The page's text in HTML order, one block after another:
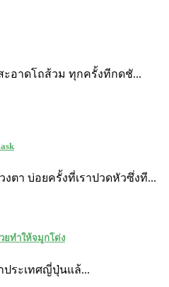
สะอาดโถส้วม ทุกครั้งทีกดชั...
ตา บ่อยครั้งที่เราปวดหัวซึ่งที...
ยทำให้จมูกโด่ง
ระเทศญี่ปุ่นแล้...